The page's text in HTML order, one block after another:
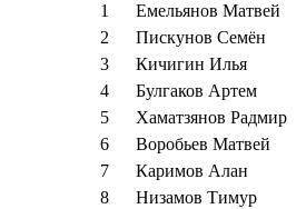
1 Емельянов Матвей
2
Пискунов Семён
3
Кичигин Илья
4
Булгаков Артем
5
Хаматзянов Радмир
6
Воробьев Матвей
7
Каримов Алан
8
Низамов Тимур